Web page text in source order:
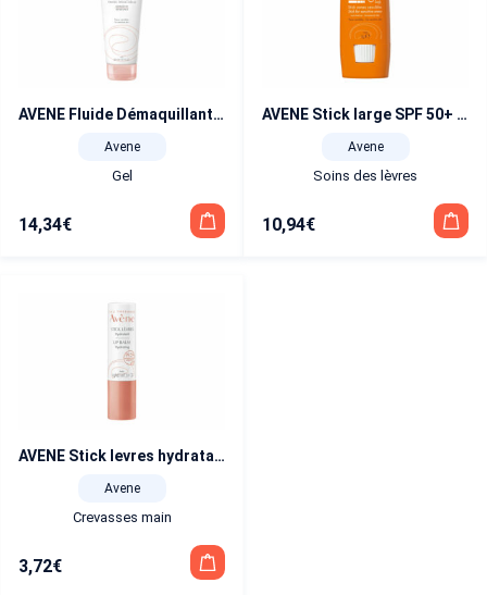
AVENE Fluide Démaquillant 3 en 1 – 200 ml
Avene
Gel
14,34€
AVENE Stick large SPF 50+ zones sensibles 8 g
Avene
Soins des lèvres
10,94€
AVENE Stick levres hydratant 4g
Avene
Crevasses main
3,72€